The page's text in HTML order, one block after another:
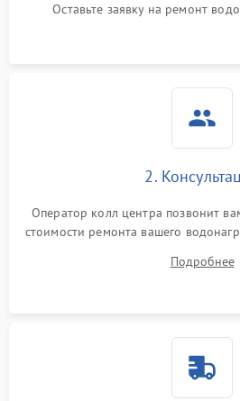
Оставьте заявку на ремонт
2.
Оператор колл центра позвонит
стоимости ремонта вашего
Подробнее